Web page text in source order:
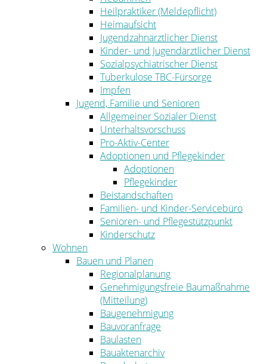
Heilpraktiker (Meldepflicht)
Heimaufsicht
Jugendzahnärztlicher Dienst
Kinder- und Jugendärztlicher Dienst
Sozialpsychiatrischer Dienst
Tuberkulose TBC-Fürsorge
Impfen
Jugend, Familie und Senioren
Allgemeiner Sozialer Dienst
Unterhaltsvorschuss
Pro-Aktiv-Center
Adoptionen und Pflegekinder
Adoptionen
Pflegekinder
Beistandschaften
Familien- und Kinder-Servicebüro
Senioren- und Pflegestützpunkt
Kinderschutz
Wohnen
Bauen und Planen
Regionalplanung
Genehmigungsfreie Baumaßnahme
(Mitteilung)
Baugenehmigung
Bauvoranfrage
Baulasten
Bauaktenarchiv